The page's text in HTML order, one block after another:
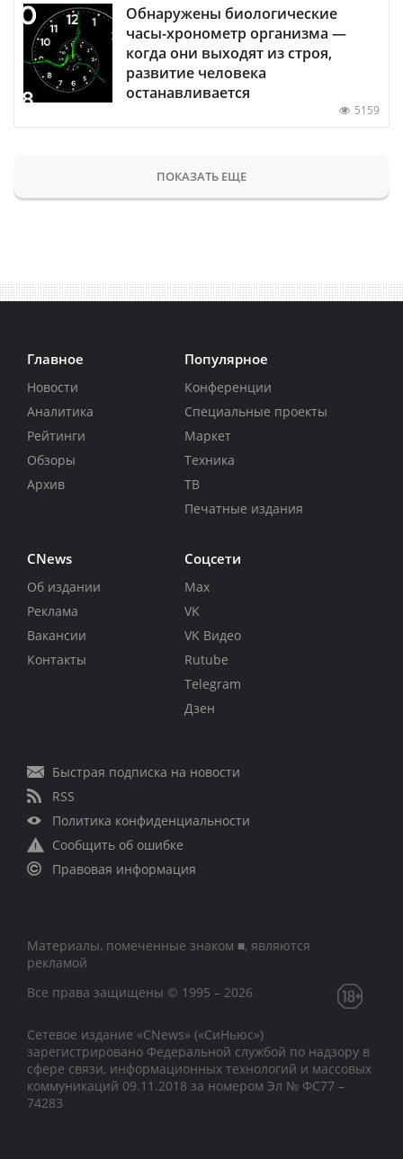
Обнаружены биологические
часы-хронометр организма —
когда они выходят из строя,
развитие человека
останавливается
5159
ПОКАЗАТЬ ЕЩЕ
Главное
Новости
Аналитика
Рейтинги
Обзоры
Архив
Популярное
Конференции
Специальные проекты
Маркет
Техника
ТВ
Печатные издания
CNews
Об издании
Реклама
Вакансии
Контакты
Соцсети
Max
VK
VK Видео
Rutube
Telegram
Дзен
Быстрая подписка на новости
RSS
Политика конфиденциальности
Сообщить об ошибке
Правовая информация
Материалы, помеченные знаком ■, являются
рекламой
Все права защищены © 1995 – 2026
Сетевое издание «CNews» («СиНьюс»)
зарегистрировано Федеральной службой по надзору в
сфере связи, информационных технологий и массовых
коммуникаций 09.11.2018 за номером Эл № ФС77 –
74283